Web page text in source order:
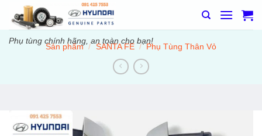
qua
nội
Phụ tùng chính hãng, an toàn cho bạn!
Sản phẩm / SANTA FE / Phụ Tùng Thân Vỏ